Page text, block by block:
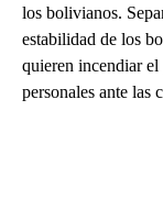
los bolivianos.
estabilidad de los
quieren incendiar el
personales ante las